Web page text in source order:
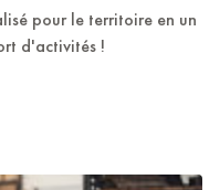
pour le territoire en un
d'activités !